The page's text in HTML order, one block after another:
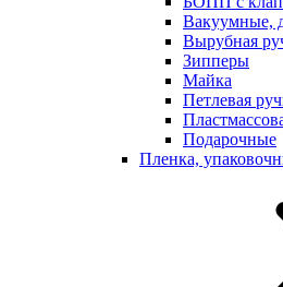
Вакуумные,
Вырубная
Зипперы
Майка
Петлевая
Подарочные
Пленка,